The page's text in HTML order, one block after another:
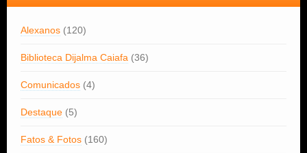
Alexanos (120)
Biblioteca Dijalma Caiafa (36)
Comunicados (4)
Destaque (5)
Fatos & Fotos (160)